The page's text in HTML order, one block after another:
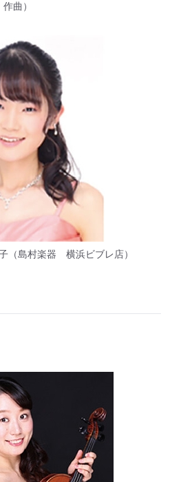
作曲）
（島村楽器 横浜ビブレ店）